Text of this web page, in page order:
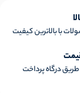
با بالاترین کیفیت
طریق درگاه پرداخت